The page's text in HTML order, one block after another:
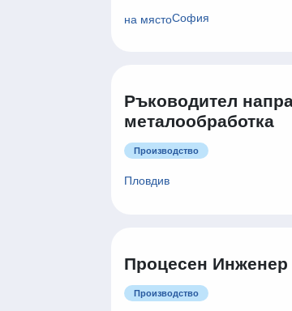
на мястоСофия
Ръководител
металообработка
Производство
Пловдив
Процесен Инженер
Производство